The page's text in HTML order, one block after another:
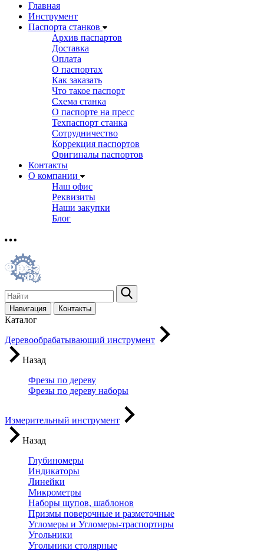
Главная
Инструмент
Паспорта станков
Архив паспартов
Доставка
Оплата
О паспортах
Как заказать
Что такое паспорт
Схема станка
О паспорте на пресс
Техпаспорт станка
Сотрудничество
Коррекция паспортов
Оригиналы паспортов
Контакты
О компании
Наш офис
Реквизиты
Наши закупки
Блог
Навигация Контакты
Каталог
Деревообрабатывающий инструмент
Назад
Фрезы по дереву
Фрезы по дереву наборы
Измерительный инструмент
Назад
Глубиномеры
Индикаторы
Линейки
Микрометры
Наборы щупов, шаблонов
Призмы поверочные и разметочные
Угломеры и Угломеры-траспортиры
Угольники
Угольники столярные